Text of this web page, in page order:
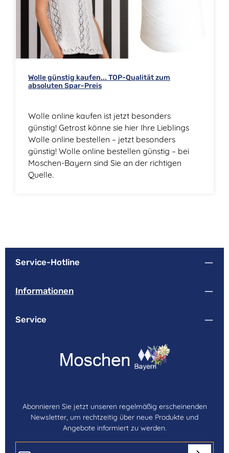
Wolle günstig kaufen... TOP-Qualität zum
absoluten Spar-Preis
Wolle online kaufen ist jetzt besonders
günstig! Getrost könne sie hier Ihre Lieblings
Wolle online bestellen – jetzt besonders
günstig! Wolle online bestellen günstig – bei
Moschen-Bayern sind Sie an der richtigen
Quelle.
Service-Hotline
Informationen
Service
Abonnieren Sie jetzt unseren regelmäßig erscheinenden
Newsletter, um rechtzeitig über neue Produkte und
Angebote informiert zu werden.